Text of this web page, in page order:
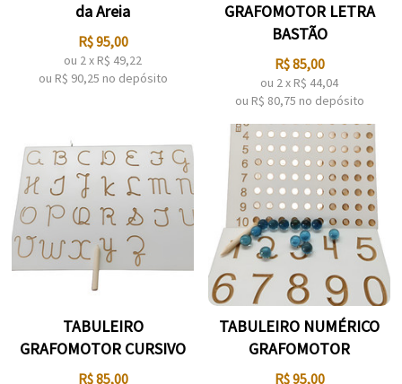
da Areia
R$95,00
ou 2x R$ 49,22
ou R$ 90,25 no depósito
GRAFOMOTOR LETRA
BASTÃO
R$85,00
ou 2x R$ 44,04
ou R$ 80,75 no depósito
TABULEIRO
GRAFOMOTOR CURSIVO
R$85,00
TABULEIRO NUMÉRICO
GRAFOMOTOR
R$95,00